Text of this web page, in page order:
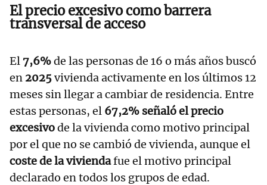
El precio excesivo como barrera
transversal de acceso
El 7,6%de las personas de 16 o más años buscó
en 2025vivienda activamente en los últimos 12
meses sin llegar a cambiar de residencia. Entre
estas personas, el 67,2% señaló el precio
excesivode la vivienda como motivo principal
por el que no se cambió de vivienda, aunque el
coste de la viviendafue el motivo principal
declarado en todos los grupos de edad.